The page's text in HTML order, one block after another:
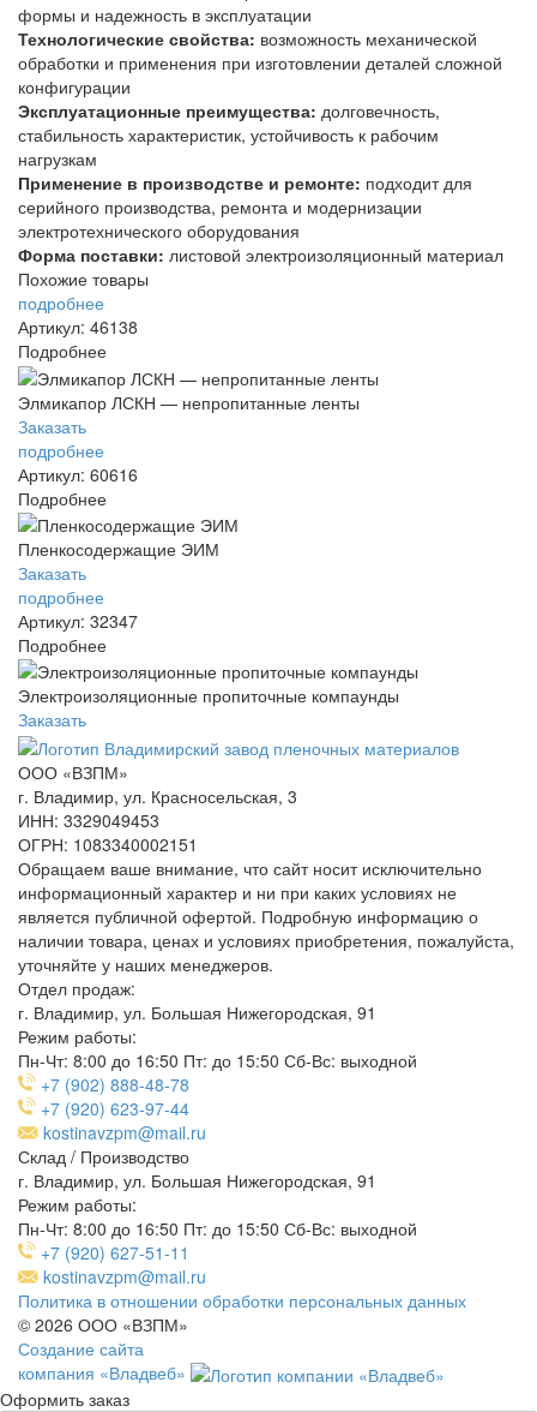
формы и надежность в эксплуатации
Технологические свойства: возможность механической
обработки и применения при изготовлении деталей сложной
конфигурации
Эксплуатационные преимущества: долговечность,
стабильность характеристик, устойчивость к рабочим
нагрузкам
Применение в производстве и ремонте: подходит для
серийного производства, ремонта и модернизации
электротехнического оборудования
Форма поставки: листовой электроизоляционный материал
Похожие товары
подробнее
Артикул: 46138
Подробнее
Элмикапор ЛСКН — непропитанные ленты
Заказать
подробнее
Артикул: 60616
Подробнее
Пленкосодержащие ЭИМ
Заказать
подробнее
Артикул: 32347
Подробнее
Электроизоляционные пропиточные компаунды
Заказать
ООО «ВЗПМ»
г. Владимир, ул. Красносельская, 3
ИНН: 3329049453
ОГРН: 1083340002151
Обращаем ваше внимание, что сайт носит исключительно
информационный характер и ни при каких условиях не
является публичной офертой. Подробную информацию о
наличии товара, ценах и условиях приобретения, пожалуйста,
уточняйте у наших менеджеров.
Отдел продаж:
г. Владимир, ул. Большая Нижегородская, 91
Режим работы:
Пн-Чт: 8:00 до 16:50 Пт: до 15:50 Сб-Вс: выходной
+7 (902) 888-48-78
+7 (920) 623-97-44
kostinavzpm@mail.ru
Склад / Производство
г. Владимир, ул. Большая Нижегородская, 91
Режим работы:
Пн-Чт: 8:00 до 16:50 Пт: до 15:50 Сб-Вс: выходной
+7 (920) 627-51-11
kostinavzpm@mail.ru
Политика в отношении обработки персональных данных
© 2026 ООО «ВЗПМ»
Создание сайта
компания «Владвеб»
Оформить заказ